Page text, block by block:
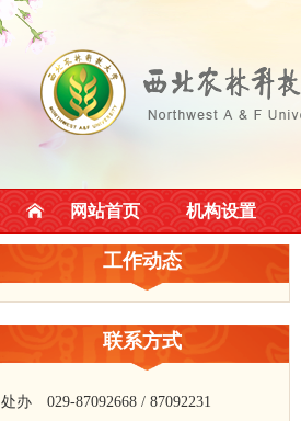
网站首页 机构设置
工作动态
联系方式
处办 029-87092668 / 87092231